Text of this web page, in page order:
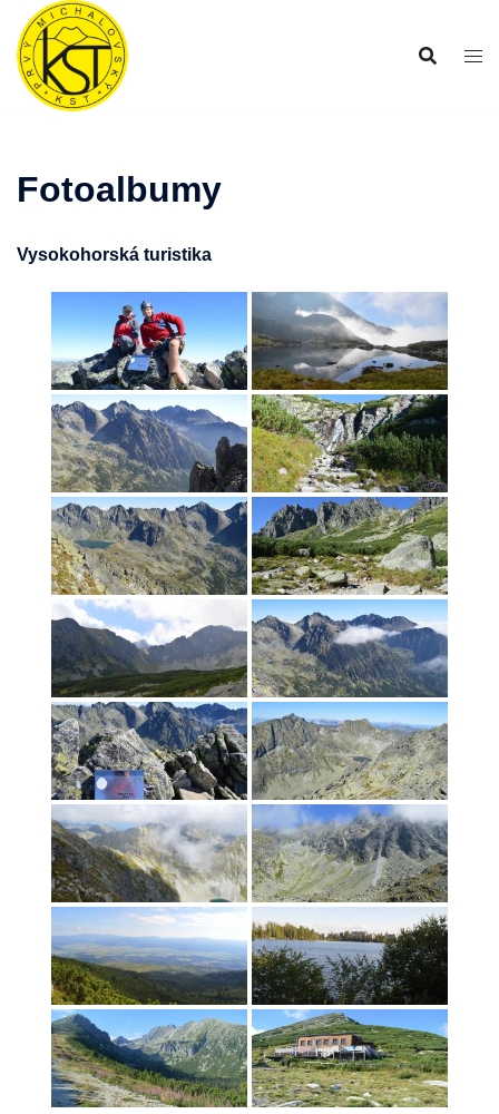
Preskočiť
obsah
Fotoalbumy
Vysokohorská turistika